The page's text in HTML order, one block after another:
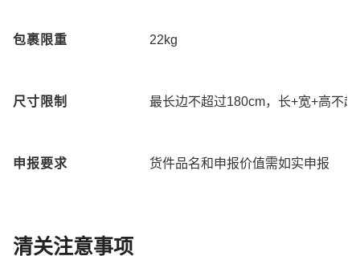
包裹限重 22kg
尺寸限制 最长边不超过180cm，长+宽+高不
申报要求 货件品名和申报价值需如实申报
清关注意事项